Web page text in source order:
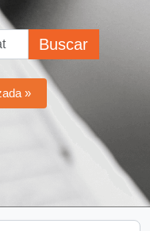
Buscar
»